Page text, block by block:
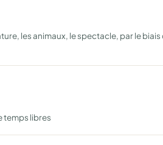
les animaux, le spectacle, par le
temps libres